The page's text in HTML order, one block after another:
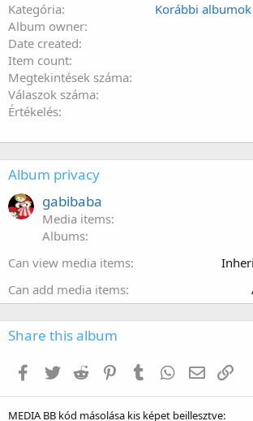
Kategória
Korábbi
Album owner
Date created
Item count
Megtekintések száma
Válaszok száma
Értékelés
Album privacy
gabibaba
Media items
Albums
Can view media items
Can add media items
Share this album
Facebook
Twitter Reddit PinterestTumblr WhatsApp
E-mail
MEDIA BB kód másolása kis képet beillesztve